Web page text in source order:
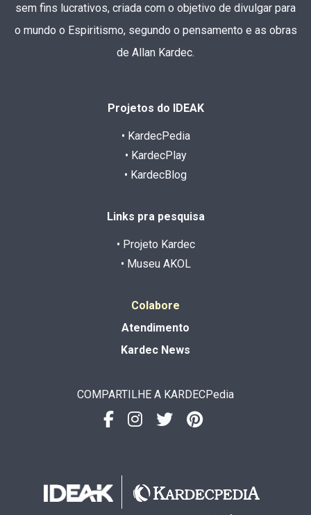
sem fins lucrativos, criada com o objetivo de divulgar para
o mundo o Espiritismo, segundo o pensamento e as obras
de Allan Kardec.
Projetos do IDEAK
• KardecPedia
• KardecPlay
• KardecBlog
Links pra pesquisa
• Projeto Kardec
• Museu AKOL
Colabore
Atendimento
Kardec News
COMPARTILHE A KARDECPedia